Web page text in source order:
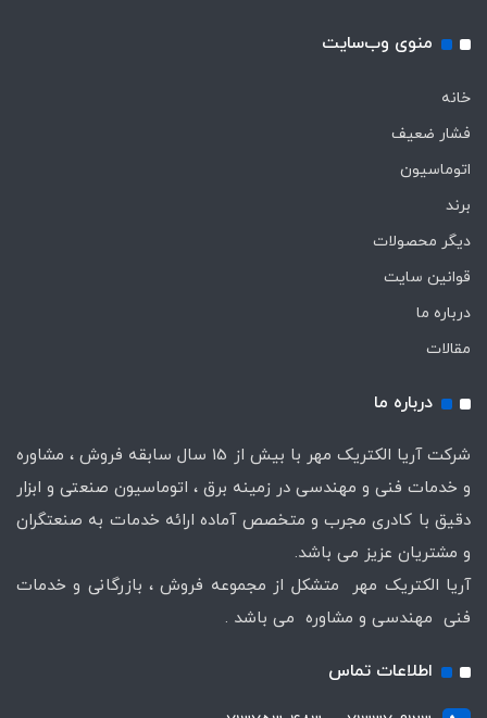
منوی وب‌سایت
خانه
فشار ضعیف
اتوماسیون
برند
دیگر محصولات
قوانین سایت
درباره ما
مقالات
درباره ما
شرکت آریا الکتریک مهر با بیش از 15 سال سابقه فروش ، مشاوره
و خدمات فنی و مهندسی در زمینه برق ، اتوماسیون صنعتی و ابزار
دقیق با کادری مجرب و متخصص آماده ارائه خدمات به صنعتگران
و مشتریان عزیز می باشد.
آریا الکتریک مهر متشکل از مجموعه فروش ، بازرگانی و خدمات
فنی مهندسی و مشاوره می باشد .
اطلاعات تماس